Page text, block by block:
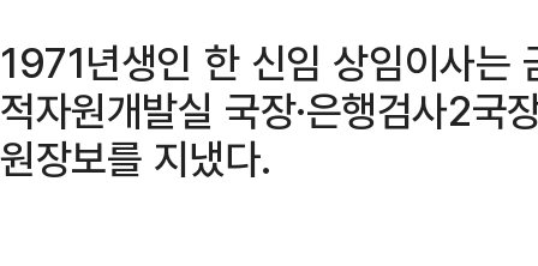
1971년생인 한 신임 상임이사는
적자원개발실 국장·은행검사2국
원장보를 지냈다.